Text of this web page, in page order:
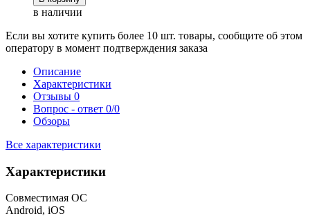
в наличии
Если вы хотите купить более 10 шт. товары, сообщите об этом
оператору в момент подтверждения заказа
Описание
Характеристики
Отзывы 0
Вопрос - ответ 0/0
Обзоры
Все характеристики
Характеристики
Совместимая ОС
Android, iOS